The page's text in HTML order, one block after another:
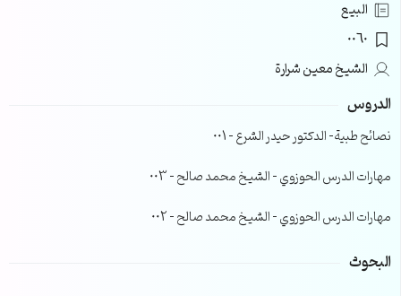
البيع
0060
الشيخ معين شرارة
الدروس
نصائح طبية- الدكتور حيدر الشرع – 001
مهارات الدرس الحوزوي – الشيخ محمد صالح – 003
مهارات الدرس الحوزوي – الشيخ محمد صالح – 002
البحوث